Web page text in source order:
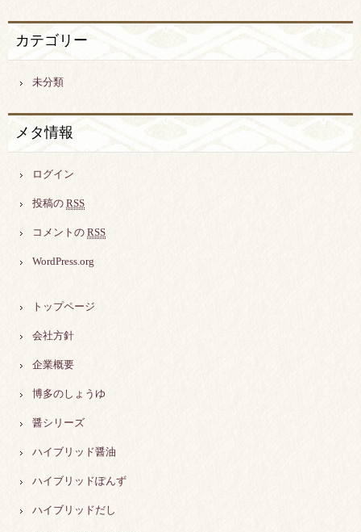
カテゴリー
未分類
メタ情報
ログイン
投稿の RSS
コメントの RSS
WordPress.org
トップページ
会社方針
企業概要
博多のしょうゆ
醤シリーズ
ハイブリッド醤油
ハイブリッドぽんず
ハイブリッドだし